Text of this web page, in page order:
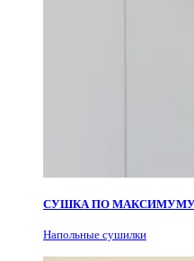
СУШКА ПО
Напольные сушилки